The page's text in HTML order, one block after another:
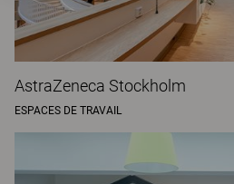
AstraZeneca Stockholm
ESPACES DE TRAVAIL